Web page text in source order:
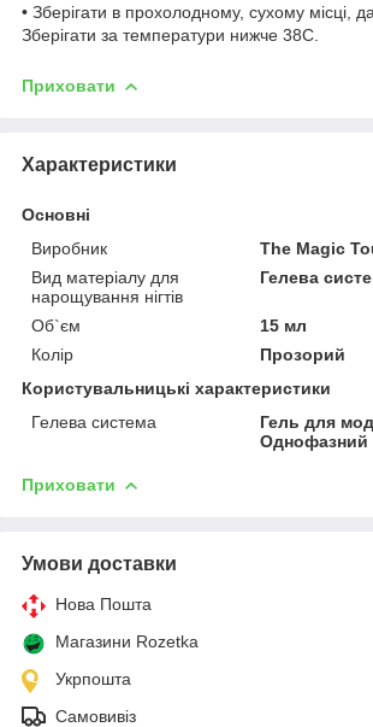
• Зберігати в прохолодному, сухому місці,
Зберігати за температури нижче 38C.
Приховати
Характеристики
Основні
Виробник
The Magic
Вид матеріалу для
нарощування нігтів
Гелева
Об`єм
15 мл
Колір
Прозорий
Користувальницькі характеристики
Гелева система
Гель для
Однофазний
Приховати
Умови доставки
Нова Пошта
Магазини Rozetka
Укрпошта
Самовивіз